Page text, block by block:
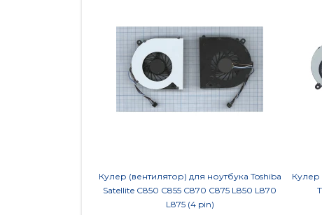
Кулер (вентилятор) для ноутбука Toshiba
Satellite C850 C855 C870 C875 L850 L870
L875 (4 pin)
Кулер